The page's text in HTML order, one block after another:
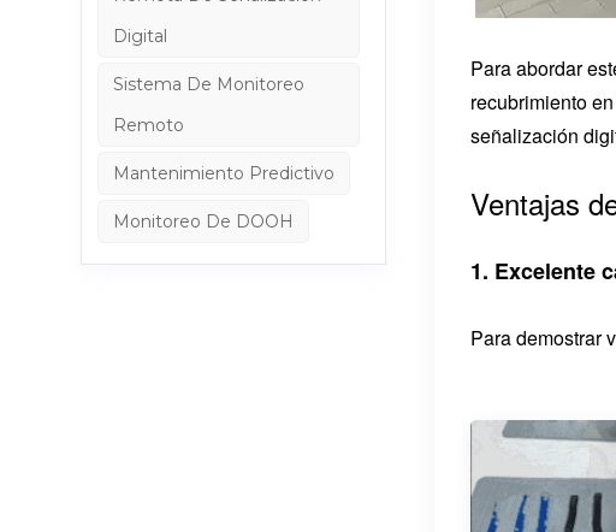
Para abordar
recubrimiento
señalización
Ventajas
1. Excelente
Para demostrar
Digital
Sistema De Monitoreo
Remoto
Mantenimiento Predictivo
Monitoreo De DOOH